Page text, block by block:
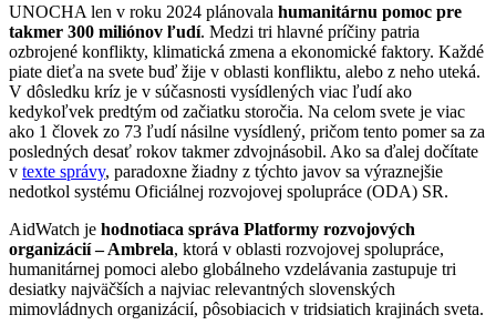
UNOCHA len v roku 2024 plánovala humanitárnu pomoc pre
takmer 300 miliónov ľudí. Medzi tri hlavné príčiny patria
ozbrojené konflikty, klimatická zmena a ekonomické faktory. Každé
piate dieťa na svete buď žije v oblasti konfliktu, alebo z neho uteká.
V dôsledku kríz je v súčasnosti vysídlených viac ľudí ako
kedykoľvek predtým od začiatku storočia. Na celom svete je viac
ako 1 človek zo 73 ľudí násilne vysídlený, pričom tento pomer sa za
posledných desať rokov takmer zdvojnásobil. Ako sa ďalej dočítate
v texte správy, paradoxne žiadny z týchto javov sa výraznejšie
nedotkol systému Oficiálnej rozvojovej spolupráce (ODA) SR.
AidWatch je hodnotiaca správa Platformy rozvojových
organizácií – Ambrela, ktorá v oblasti rozvojovej spolupráce,
humanitárnej pomoci alebo globálneho vzdelávania zastupuje tri
desiatky najväčších a najviac relevantných slovenských
mimovládnych organizácií, pôsobiacich v tridsiatich krajinách sveta.